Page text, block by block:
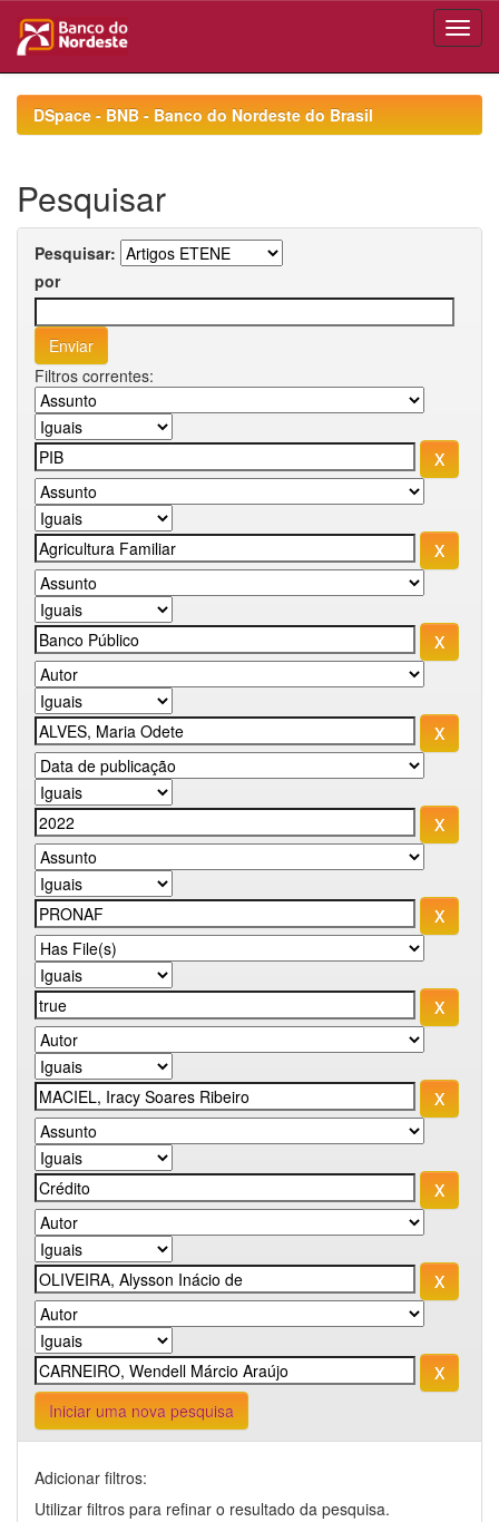
navigationDSpace - BNB - Banco do Nordeste do Brasil
Pesquisar
Pesquisar:
por
Filtros correntes:
Iniciar uma nova pesquisa
Adicionar filtros:
Utilizar filtros para refinar o resultado da pesquisa.